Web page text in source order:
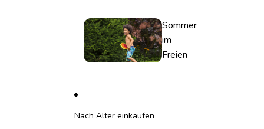
Sommer
im
Freien
Nach Alter einkaufen